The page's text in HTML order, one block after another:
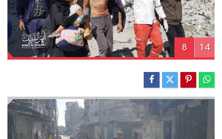
8 14